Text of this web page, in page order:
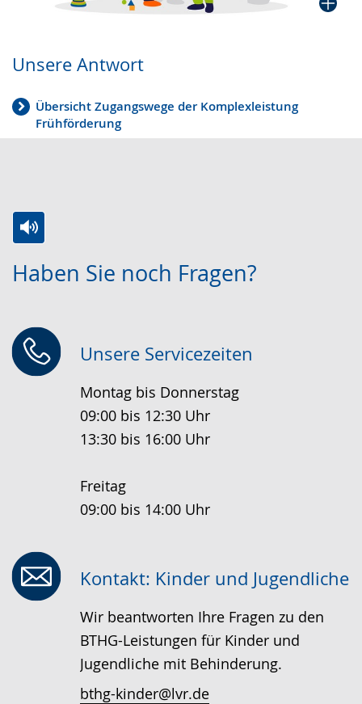
Unsere Antwort
Übersicht Zugangswege der Komplexleistung
Frühförderung
Haben Sie noch Fragen?
Leichten
wechseln.
Audio-
Video
Deutscher
Gebärdensprache
wird
Unsere Servicezeiten
Montag bis Donnerstag
09:00 bis 12:30 Uhr
13:30 bis 16:00 Uhr
Freitag
09:00 bis 14:00 Uhr
Kontakt: Kinder und Jugendliche
Wir beantworten Ihre Fragen zu den
BTHG-Leistungen für Kinder und
Jugendliche mit Behinderung.
bthg-kinder@lvr.de